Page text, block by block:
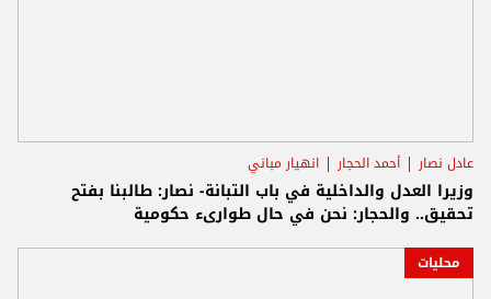
عادل نصار أحمد الحجار انهيار مباني
وزيرا العدل والداخلية في باب التبانة- نصار: طالبنا بفتح
تحقيق.. والحجار: نحن في حال طوارىء حكومية
محليات